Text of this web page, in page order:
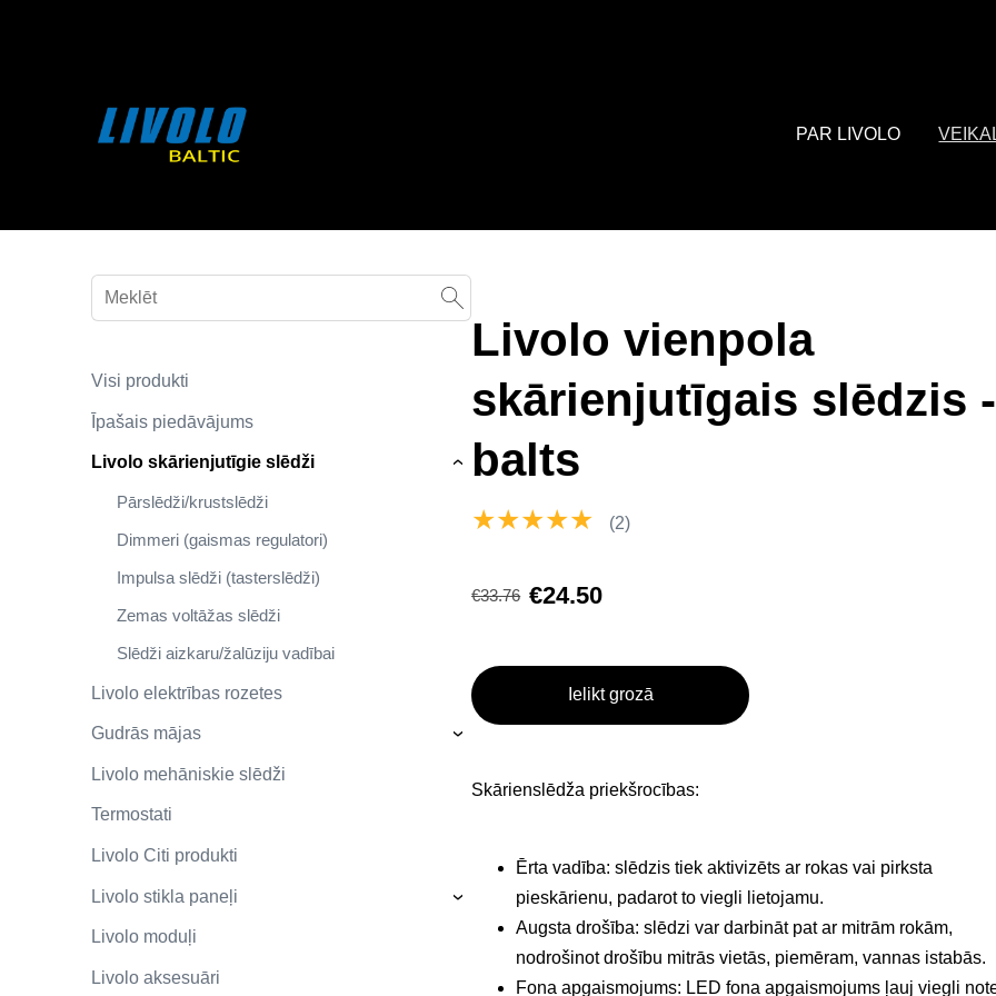
PAR LIVOLO
Visi produkti
Īpašais piedāvājums
Livolo skārienjutīgie slēdži
Pārslēdži/krustslēdži
Dimmeri (gaismas regulatori)
Impulsa slēdži (tasterslēdži)
Zemas voltāžas slēdži
Slēdži aizkaru/žalūziju vadībai
›
Livolo elektrības rozetes
Gudrās mājas ›
Livolo mehāniskie slēdži
Termostati
Livolo Citi produkti
Livolo stikla paneļi ›
Livolo moduļi
Livolo aksesuāri
Livolo vienpola
skārienjutīgais slēdzis -
balts
★★★★★ (2)
€33.76 €24.50
Ielikt grozā
Skārienslēdža priekšrocības:
Ērta vadība: slēdzis tiek aktivizēts ar rokas vai pirksta
pieskārienu, padarot to viegli lietojamu.
Augsta drošība: slēdzi var darbināt pat ar mitrām rokām,
nodrošinot drošību mitrās vietās, piemēram, vannas istabās.
Fona apgaismojums: LED fona apgaismojums ļauj viegli